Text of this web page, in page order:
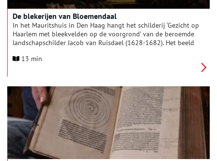
De blekerijen van Bloemendaal
In het Mauritshuis in Den Haag hangt het schilderij ‘Gezicht op
Haarlem met bleekvelden op de voorgrond’ van de beroemde
landschapschilder Jacob van Ruisdael (1628-1682). Het beeld
Bloemendaal. Hij schilderde wel vijftien van dergelijke
werden zoveel van dezelfde afbeeldingen gemaakt dat ze een
eigen soortnaam kregen, ‘Haarlempjes’. Het schilderij van Jacob
van Ruisdael is een geromantiseerde weergave van de
werkelijkheid, maar hoe zag de wereld achter die gedrapeerde
lijnwaden er in die tijd werkelijk uit?
13 min